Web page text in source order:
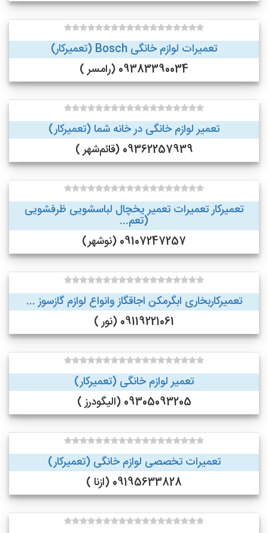
تعمیرات لوازم خانگی Bosch (تعمیرکار)
09383390034 (رامسر )
تعمیر لوازم خانگی در خانه شما (تعمیرکار)
09362257939 (قائم‌شهر )
تعمیرکار تعمیرات تعمیر یخچال لباسشویی ظرفشویی
(تعم...
09107247257 (نوشهر)
تعمیرکاربخاری ابگرمکن اجاقگاز وانواع لوازم گازسوز ...
09119221061 (نور )
تعمیر لوازم خانگی (تعمیرکار)
09305093205 (الیگودرز )
تعمیرات تخصصی لوازم خانگی (تعمیرکار)
09195633828 (ازنا )